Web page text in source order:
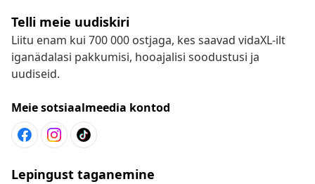
Telli meie uudiskiri
Liitu enam kui 700 000 ostjaga, kes saavad vidaXL-ilt
iganädalasi pakkumisi, hooajalisi soodustusi ja
uudiseid.
Meie sotsiaalmeedia kontod
Lepingust taganemine